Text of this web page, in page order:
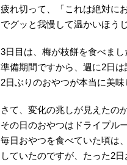
疲れ切って、「これは絶対に
でグッと我慢して温かいほう
3日目は、梅が枝餅を食べまし
準備期間ですから、週に2日は
2日ぶりのおやつが本当に美味
さて、変化の兆しが見えたの
その日のおやつはドライプルー
毎日おやつを食べていた頃は
していたのですが、たった2